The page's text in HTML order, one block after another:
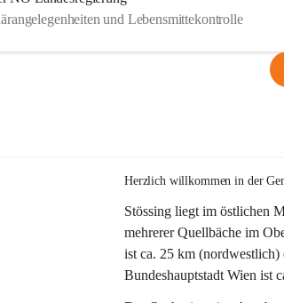
und Lebensmittekontrolle
Herzlich willkommen in der
Stössing liegt im östlichen
mehrerer Quellbäche im
ist ca. 25 km
Bundeshauptstadt Wien ist